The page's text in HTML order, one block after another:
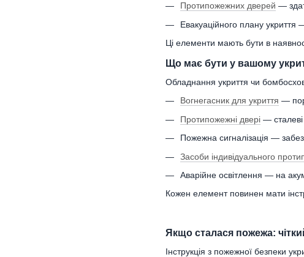
Протипожежних дверей —
Евакуаційного плану укриття
Ці елементи мають бути в
Що має бути у вашому
Обладнання укриття чи
Вогнегасник для укриття —
Протипожежні двері — сталеві
Пожежна сигналізація —
Засоби індивідуального
Аварійне освітлення — на
Кожен елемент повинен мати
Якщо сталася пожежа:
Інструкція з пожежної безпеки